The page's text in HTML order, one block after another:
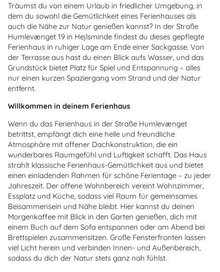
Träumst du von einem Urlaub in friedlicher Umgebung, in
dem du sowohl die Gemütlichkeit eines Ferienhauses als
auch die Nähe zur Natur genießen kannst? In der Straße
Humlevænget 19 in Hejlsminde findest du dieses gepflegte
Ferienhaus in ruhiger Lage am Ende einer Sackgasse. Von
der Terrasse aus hast du einen Blick aufs Wasser, und das
Grundstück bietet Platz für Spiel und Entspannung – alles
nur einen kurzen Spaziergang vom Strand und der Natur
entfernt.
Willkommen in deinem Ferienhaus
Wenn du das Ferienhaus in der Straße Humlevænget
betrittst, empfängt dich eine helle und freundliche
Atmosphäre mit offener Dachkonstruktion, die ein
wunderbares Raumgefühl und Luftigkeit schafft. Das Haus
strahlt klassische Ferienhaus-Gemütlichkeit aus und bietet
einen einladenden Rahmen für schöne Ferientage – zu jeder
Jahreszeit. Der offene Wohnbereich vereint Wohnzimmer,
Essplatz und Küche, sodass viel Raum für gemeinsames
Beisammensein und Nähe bleibt. Hier kannst du deinen
Morgenkaffee mit Blick in den Garten genießen, dich mit
einem Buch auf dem Sofa entspannen oder am Abend bei
Brettspielen zusammensitzen. Große Fensterfronten lassen
viel Licht herein und verbinden Innen- und Außenbereich,
sodass du dich der Natur stets ganz nah fühlst.